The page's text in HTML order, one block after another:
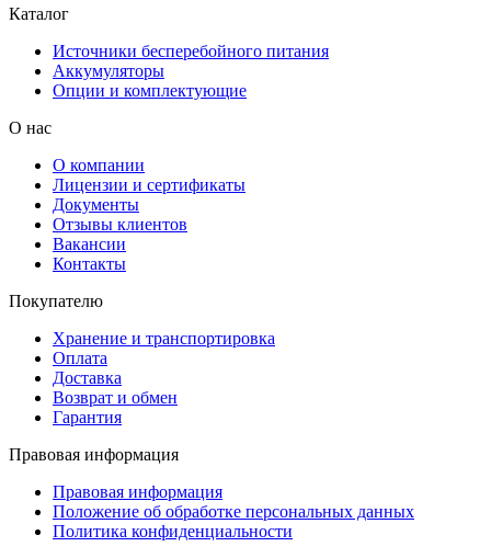
Каталог
Источники бесперебойного питания
Аккумуляторы
Опции и комплектующие
О нас
О компании
Лицензии и сертификаты
Документы
Отзывы клиентов
Вакансии
Контакты
Покупателю
Хранение и транспортировка
Оплата
Доставка
Возврат и обмен
Гарантия
Правовая информация
Правовая информация
Положение об обработке персональных данных
Политика конфиденциальности